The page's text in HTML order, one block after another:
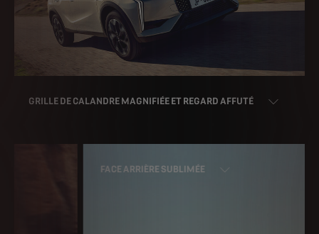
GRILLE DE CALANDRE MAGNIFIÉE ET REGARD AFFUTÉ
FACE ARRIÈRE SUBLIMÉE